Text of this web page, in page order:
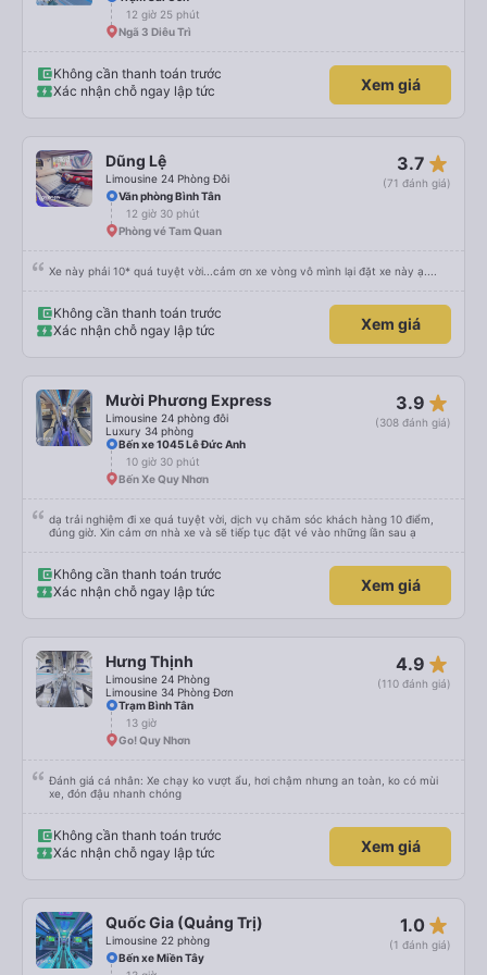
12 giờ 25 phút
Ngã 3 Diêu Trì
Không cần thanh toán trước
Xác nhận chỗ ngay lập tức
Xem giá
Dũng Lệ
Limousine 24 Phòng Đôi
3.7 star_rate
(71 đánh giá)
Văn phòng Bình Tân
12 giờ 30 phút
Phòng vé Tam Quan
Xe này phải 10* quá tuyệt vời...cảm ơn xe vòng vô mình lại đặt xe này ạ....
Không cần thanh toán trước
Xác nhận chỗ ngay lập tức
Xem giá
Mười Phương Express
Limousine 24 phòng đôi
Luxury 34 phòng
3.9 star_rate
(308 đánh giá)
Bến xe 1045 Lê Đức Anh
10 giờ 30 phút
Bến Xe Quy Nhơn
dạ trải nghiệm đi xe quá tuyệt vời, dịch vụ chăm sóc khách hàng 10 điểm,
đúng giờ. Xin cảm ơn nhà xe và sẽ tiếp tục đặt vé vào những lần sau ạ
Không cần thanh toán trước
Xác nhận chỗ ngay lập tức
Xem giá
Hưng Thịnh
Limousine 24 Phòng
Limousine 34 Phòng Đơn
4.9 star_rate
(110 đánh giá)
Trạm Bình Tân
13 giờ
Go! Quy Nhơn
Đánh giá cá nhân: Xe chạy ko vượt ẩu, hơi chậm nhưng an toàn, ko có mùi
xe, đón đậu nhanh chóng
Không cần thanh toán trước
Xác nhận chỗ ngay lập tức
Xem giá
Quốc Gia (Quảng Trị)
Limousine 22 phòng
1.0 star_rate
(1 đánh giá)
Bến xe Miền Tây